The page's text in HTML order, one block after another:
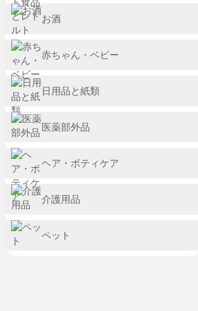
お酒
赤ちゃん・ベビー
日用品と紙類
医薬部外品
ヘア・ボティケア
介護用品
ペット